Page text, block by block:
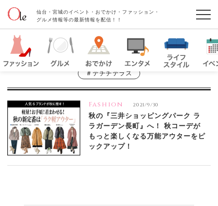
仙台・宮城のイベント・おでかけ・ファッション・
グルメ情報等の最新情報を配信！！
＃テチチテラス
Fashion 2021/9/30
秋の『三井ショッピングパーク ラ
ラガーデン長町』へ！ 秋コーデが
もっと楽しくなる万能アウターをピ
ックアップ！